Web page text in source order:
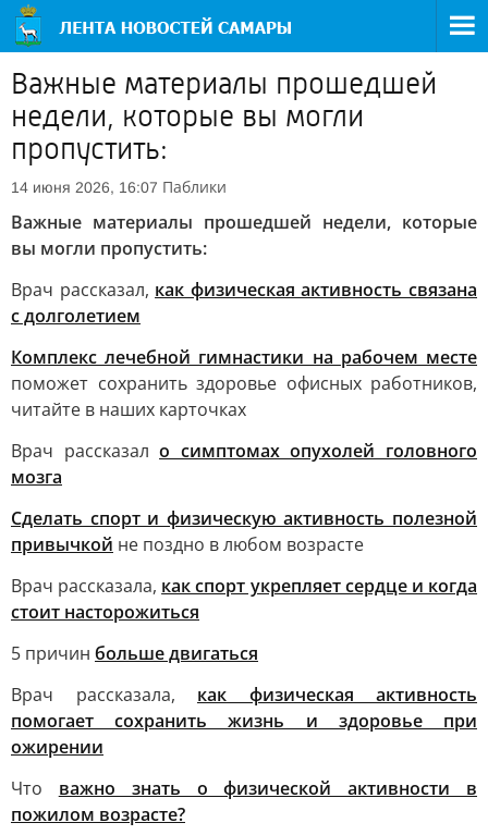
Важные материалы прошедшей
недели, которые вы могли
пропустить:
14 июня 2026, 16:07 Паблики
Важные материалы прошедшей недели, которые
вы могли пропустить:
Врач рассказал, как физическая активность связана
с долголетием
Комплекс лечебной гимнастики на рабочем месте
поможет сохранить здоровье офисных работников,
читайте в наших карточках
Врач рассказало симптомах опухолей головного
мозга
Сделать спорт и физическую активность полезной
привычкой не поздно в любом возрасте
Врач рассказала, как спорт укрепляет сердце и когда
стоит насторожиться
5 причин больше двигаться
Врач рассказала, как физическая активность
помогает сохранить жизнь и здоровье при
ожирении
Что важно знать о физической активности в
пожилом возрасте?